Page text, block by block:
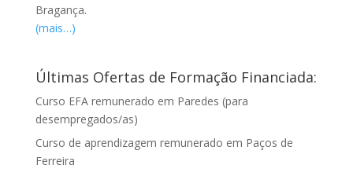
Bragança.
(mais…)
Últimas Ofertas de Formação Financiada:
Curso EFA remunerado em Paredes (para
desempregados/as)
Curso de aprendizagem remunerado em Paços de
Ferreira